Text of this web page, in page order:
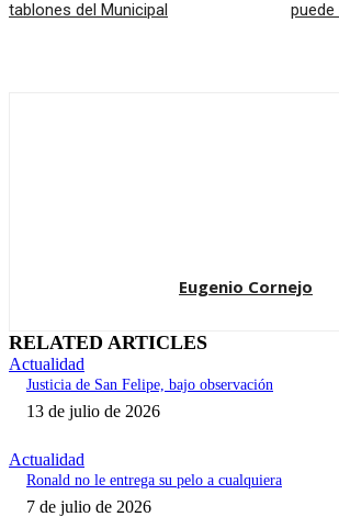
tablones del Municipal
Eugenio Cornejo
RELATED ARTICLES
Actualidad
Justicia de San Felipe, bajo observación
13 de julio de 2026
Actualidad
Ronald no le entrega su pelo a cualquiera
7 de julio de 2026